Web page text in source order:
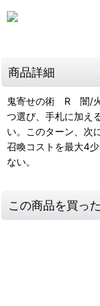
商品詳細
鬼寄せの術 R 闇/火
つ選び、手札に加え
い。このターン、次
召喚コストを最大4
ない。
この商品を買っ